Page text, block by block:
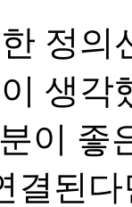
정
생
이 좋
결된